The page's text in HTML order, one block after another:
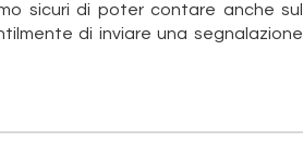
sicuri di poter contare anche sul
di inviare una segnalazione